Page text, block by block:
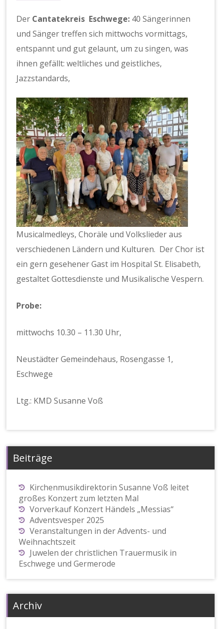
g
e
Der Cantatekreis Eschwege: 40 Sängerinnen
und Sänger treffen sich mittwochs vormittags,
entspannt und gut gelaunt, um zu singen, was
ihnen gefällt: weltliches und geistliches,
Jazzstandards,
Musicalmedleys, Choräle und Volkslieder aus
verschiedenen Ländern und Kulturen. Der Chor ist
ein gern gesehener Gast im Hospital St. Elisabeth,
gestaltet Gottesdienste und Musikalische Vespern.
Probe:
mittwochs 10.30 – 11.30 Uhr,
Neustädter Gemeindehaus, Rosengasse 1,
Eschwege
Ltg.: KMD Susanne Voß
Beiträge
Kirchenmusikdirektorin Susanne Voß leitet
großes Konzert zum letzten Mal
Vorverkauf Konzert Händels „Messias“
Adventsvesper 2025
Veranstaltungen in der Advents- und
Weihnachtszeit
Juwelen der christlichen Trauermusik in
Eschwege und Germerode
Archiv